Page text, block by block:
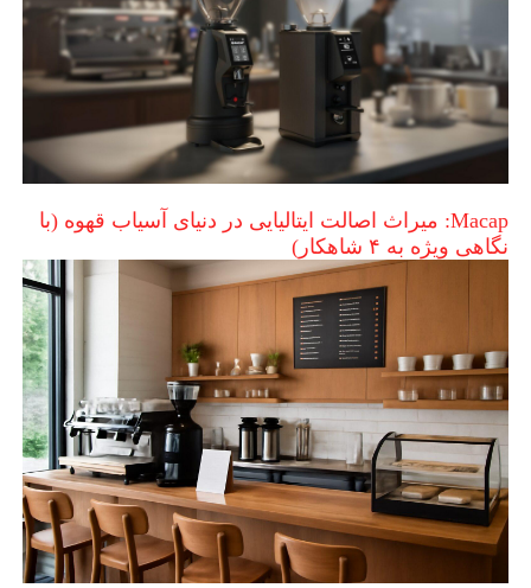
Macap: میراث اصالت ایتالیایی در دنیای آسیاب قهوه (با
نگاهی ویژه به ۴ شاهکار)